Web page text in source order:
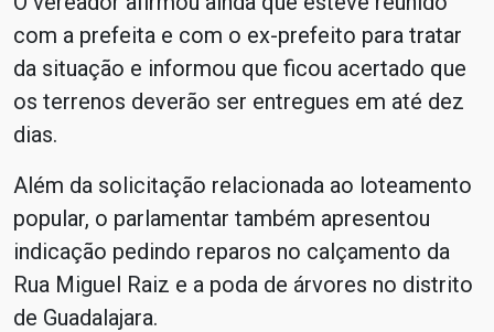
com a prefeita e com o ex-prefeito para tratar
da situação e informou que ficou acertado que
os terrenos deverão ser entregues em até dez
dias.
Além da solicitação relacionada ao loteamento
popular, o parlamentar também apresentou
indicação pedindo reparos no calçamento da
Rua Miguel Raiz e a poda de árvores no distrito
de Guadalajara.